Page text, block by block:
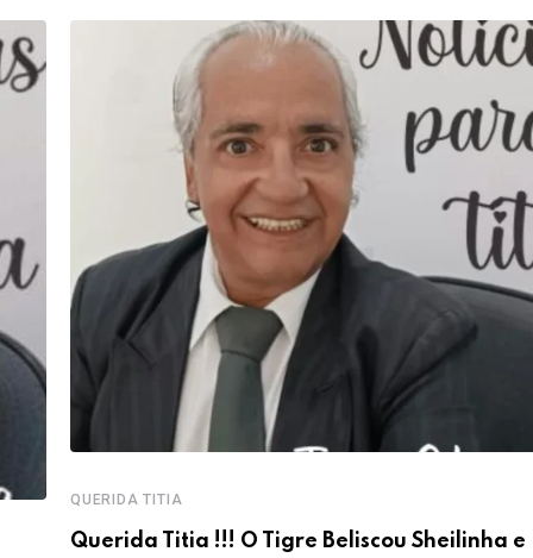
QUERIDA TITIA
Querida Titia !!! O Tigre Beliscou Sheilinha e